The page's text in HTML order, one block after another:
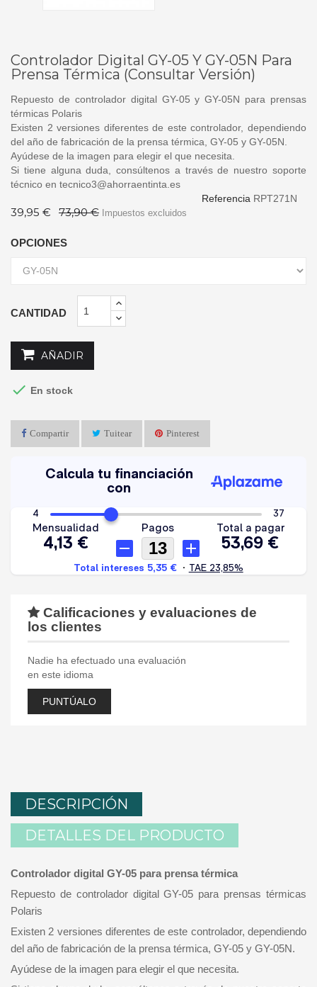
Controlador Digital GY-05 Y GY-05N Para
Prensa Térmica (Consultar Versión)
Repuesto de controlador digital GY-05 y GY-05N para prensas
térmicas Polaris
Existen 2 versiones diferentes de este controlador, dependiendo
del año de fabricación de la prensa térmica, GY-05 y GY-05N.
Ayúdese de la imagen para elegir el que necesita.
Si tiene alguna duda, consúltenos a través de nuestro soporte
técnico en tecnico3@ahorraentinta.es
Referencia RPT271N
39,95 € 73,90 € Impuestos excluidos
OPCIONES
CANTIDAD
AÑADIR
 En stock
Compartir Tuitear Pinterest
Calificaciones y evaluaciones de
los clientes
Nadie ha efectuado una evaluación
en este idioma
PUNTÚALO
DESCRIPCIÓN
DETALLES DEL PRODUCTO
Controlador digital GY-05 para prensa térmica
Repuesto de controlador digital GY-05 para prensas térmicas
Polaris
Existen 2 versiones diferentes de este controlador, dependiendo
del año de fabricación de la prensa térmica, GY-05 y GY-05N.
Ayúdese de la imagen para elegir el que necesita.